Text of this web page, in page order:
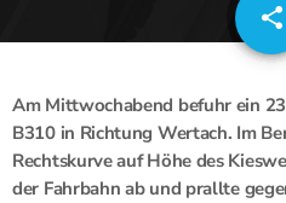
share
email
Am Mittwochabend befuhr ein
B310 in Richtung Wertach. Im
Rechtskurve auf Höhe des
der Fahrbahn ab und prallte